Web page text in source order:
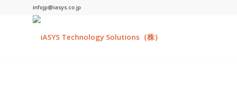
infojp@iasys.co.jp